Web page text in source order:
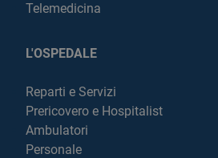
Telemedicina
L'OSPEDALE
Reparti e Servizi
Prericovero e Hospitalist
Ambulatori
Personale